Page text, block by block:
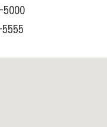
5000